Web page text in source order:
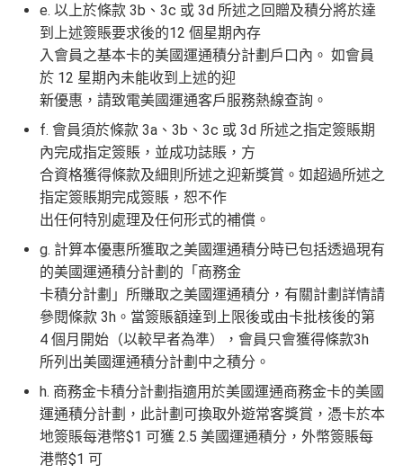
全年積分獎賞 ：靈活運用美國運通積分兌換現金券／P
ay with Points / 憑分繳費、Travel with Points憑分預訂
行程（2024年9月30日前：150AE 積分兌換至HK
$1）、酒店積分（Marriott Bonvoy積分
ors積分 ）、生活家品等
（主卡及附屬卡）可以憑卡進入香港機場Plaza Premi
um Lounge貴賓候機室，每曆年上限合共
多：AE Explorer lounge 貴賓室
全年電影優惠：專享香港百老匯院線4DX、3D、2D及
IMAX 電影正價戲票9折優惠
免費旅遊保障：旅遊意外保障金額高達HK$350萬（需
以AE Explorer卡訂機票）
網上購物安全保證 ：以AE Explorer卡簽賬可享退貨保
證、 45日購物保障、延長保養服務及價格保障
全球24小時提供協助：透過「運通財」服務於世界各
專有服務
批卡特快，5-10個工作天
沒有海外簽賬DCC協議
現有客戶立即申請：MrMiles.hk/ae-charg
e-apply/
（記得揀返想要嘅迎新連結申請，一經申請無得更改。如
果用 iPhone/Mac的話會可能有Adblock
etting再申請：MrMiles.hk/adblock/）
每1里賞金 ≈ HK$1，可兌換FPS轉數快回贈！詳情MrMi
les.hk/mmcredit ✅優點
HK$9,500年費已經包晒AE Explorer
可以無限次入全球AE Lounge(The Centurion Lounge)
及 免費帶多1個同伴入 ，除香港機場外其他The Centuri
on Lounges位於美國
全年全家旅遊保險！
免費申請2張附屬卡
送1張無限次入全球airport VIP lounge既Priority Pass
俾你，最新Policy仲打以拎嚟帶多1個guest入
Amex Platinum Travel Service -Fine Hotels & Resorts
(FHR)識玩又夠運嘅住品牌酒店平過官網不但止仲有
得upgrade套房，免費早餐，Late check out等等benefit
e. 以上於條款 3b、3c 或 3d 所述之回贈及積分將於達
到上述簽賬要求後的12 個星期內存
入會員之基本卡的美國運通積分計劃戶口內。 如會員
於 12 星期內未能收到上述的迎
新優惠，請致電美國運通客戶服務熱線查詢。
f. 會員須於條款 3a、3b、3c 或 3d 所述之指定簽賬期
內完成指定簽賬，並成功誌賬，方
合資格獲得條款及細則所述之迎新獎賞。如超過所述之
指定簽賬期完成簽賬，恕不作
出任何特別處理及任何形式的補償。
g. 計算本優惠所獲取之美國運通積分時已包括透過現有
的美國運通積分計劃的「商務金
卡積分計劃」所賺取之美國運通積分，有關計劃詳情請
參閱條款 3h。當簽賬額達到上限後或由卡批核後的第
4 個月開始（以較早者為準），會員只會獲得條款3h
所列出美國運通積分計劃中之積分。
h. 商務金卡積分計劃指適用於美國運通商務金卡的美國
運通積分計劃，此計劃可換取外遊常客獎賞，憑卡於本
地簽賬每港幣$1 可獲 2.5 美國運通積分，外幣簽賬每
港幣$1 可